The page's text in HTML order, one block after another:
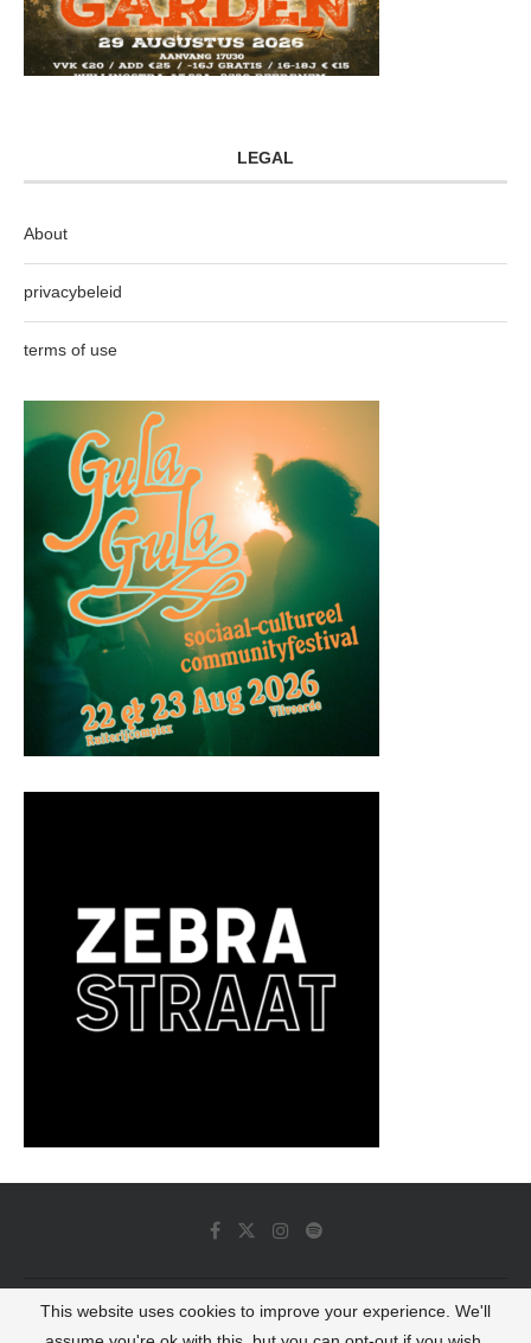
LEGAL
About
privacybeleid
terms of use
© 2022 - Luminous Dash All Rights Reserved
This website uses cookies to improve your experience. We'll